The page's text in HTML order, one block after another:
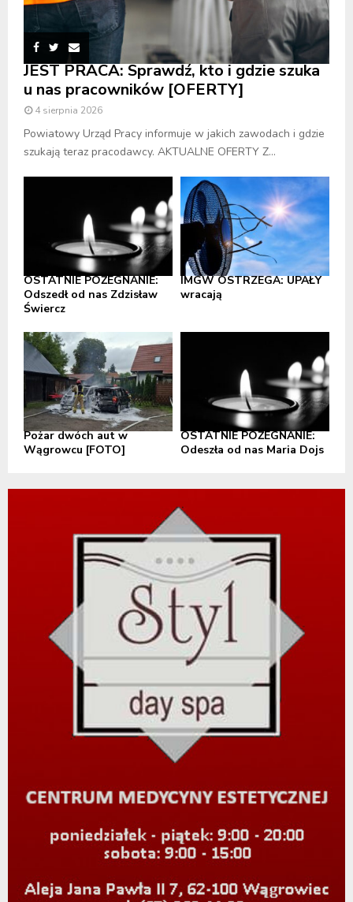
JEST PRACA: Sprawdź, kto i gdzie szuka
u nas pracowników [OFERTY]
4 sierpnia 2026
Powiatowy Urząd Pracy informuje w jakich zawodach i gdzie
szukają teraz pracodawcy. AKTUALNE OFERTY Z...
OSTATNIE POŻEGNANIE:
Odszedł od nas Zdzisław
Świercz
IMGW OSTRZEGA: UPAŁY
wracają
Pożar dwóch aut w
Wągrowcu [FOTO]
OSTATNIE POŻEGNANIE:
Odeszła od nas Maria Dojs